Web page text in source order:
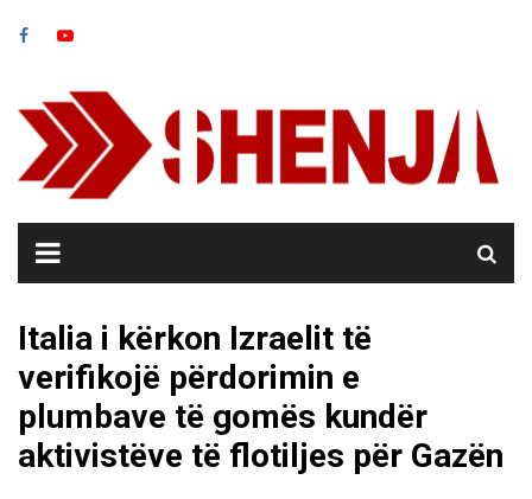
Italia i kërkon Izraelit të
verifikojë përdorimin e
plumbave të gomës kundër
aktivistëve të flotiljes për Gazën